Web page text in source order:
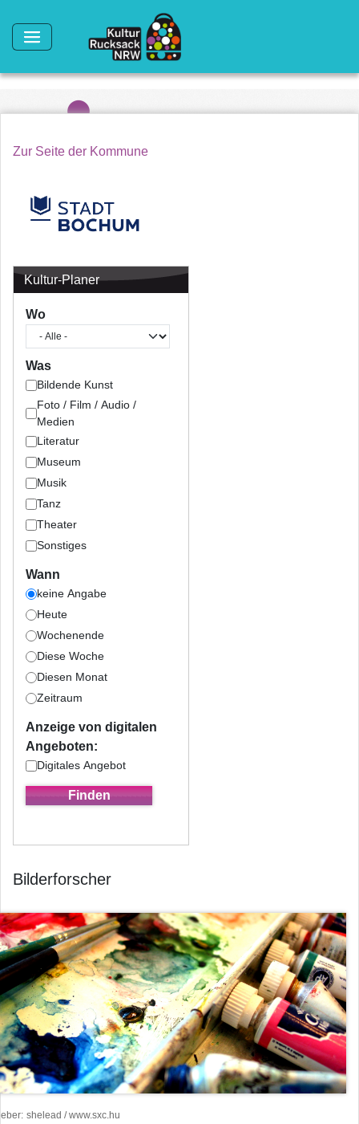
Zur Seite der Kommune
Kultur-Planer
Wo
Was
Bildende Kunst
Foto / Film / Audio /
Medien
Literatur
Museum
Musik
Tanz
Theater
Sonstiges
Wann
keine Angabe
Heute
Wochenende
Diese Woche
Diesen Monat
Zeitraum
Anzeige von digitalen
Angeboten:
Digitales Angebot
Bilderforscher
shelead / www.sxc.hu